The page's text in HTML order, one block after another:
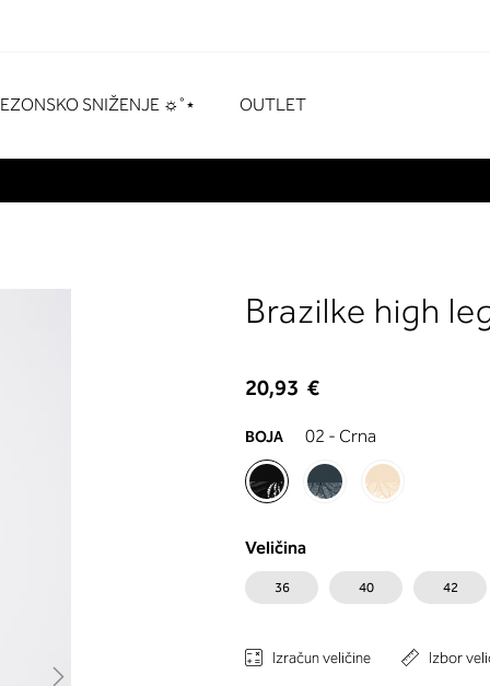
SNIŽENJE ☼˚⋆ OUTLET
Brazilke high
20,93 €
BOJA 02 - Crna
Veličina
36 40 42
Izračun veličine Izbor